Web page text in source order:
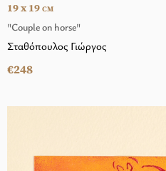
"Couple on horse"
19 x 19 CM
Σταθόπουλος Γιώργος
€248